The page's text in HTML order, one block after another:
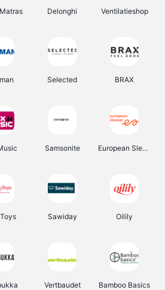
Delonghi Ventilatieshop
Selected BRAX
Samsonite European Sleeper
Sawiday Oilily
Vertbaudet Bamboo Basics